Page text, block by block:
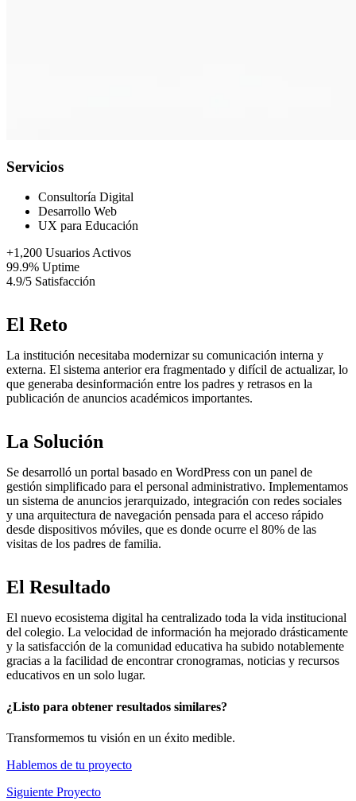
Servicios
Consultoría Digital
Desarrollo Web
UX para Educación
+1,200 Usuarios Activos
99.9% Uptime
4.9/5 Satisfacción
El Reto
La institución necesitaba modernizar su comunicación interna y
externa. El sistema anterior era fragmentado y difícil de actualizar, lo
que generaba desinformación entre los padres y retrasos en la
publicación de anuncios académicos importantes.
La Solución
Se desarrolló un portal basado en WordPress con un panel de
gestión simplificado para el personal administrativo. Implementamos
un sistema de anuncios jerarquizado, integración con redes sociales
y una arquitectura de navegación pensada para el acceso rápido
desde dispositivos móviles, que es donde ocurre el 80% de las
visitas de los padres de familia.
El Resultado
El nuevo ecosistema digital ha centralizado toda la vida institucional
del colegio. La velocidad de información ha mejorado drásticamente
y la satisfacción de la comunidad educativa ha subido notablemente
gracias a la facilidad de encontrar cronogramas, noticias y recursos
educativos en un solo lugar.
¿Listo para obtener resultados similares?
Transformemos tu visión en un éxito medible.
Hablemos de tu proyecto
Siguiente Proyecto